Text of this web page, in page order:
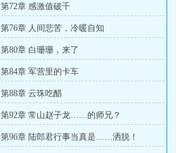
第72章 感激值破千
第76章 人间悲苦，冷暖自知
第80章 白珊珊，来了
第84章 军营里的卡车
第88章 云珠吃醋
第92章 常山赵子龙……的师兄？
第96章 陆郎君行事当真是……洒脱！